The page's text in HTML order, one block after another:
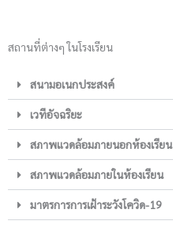
สถานที่ต่างๆ ในโรงเรียน
สนามอเนกประสงค์
เวทีอัจฉริยะ
สภาพแวดล้อมภายนอกห้องเรียน
สภาพแวดล้อมภายในห้องเรียน
มาตรการการเฝ้าระวังโควิด-19